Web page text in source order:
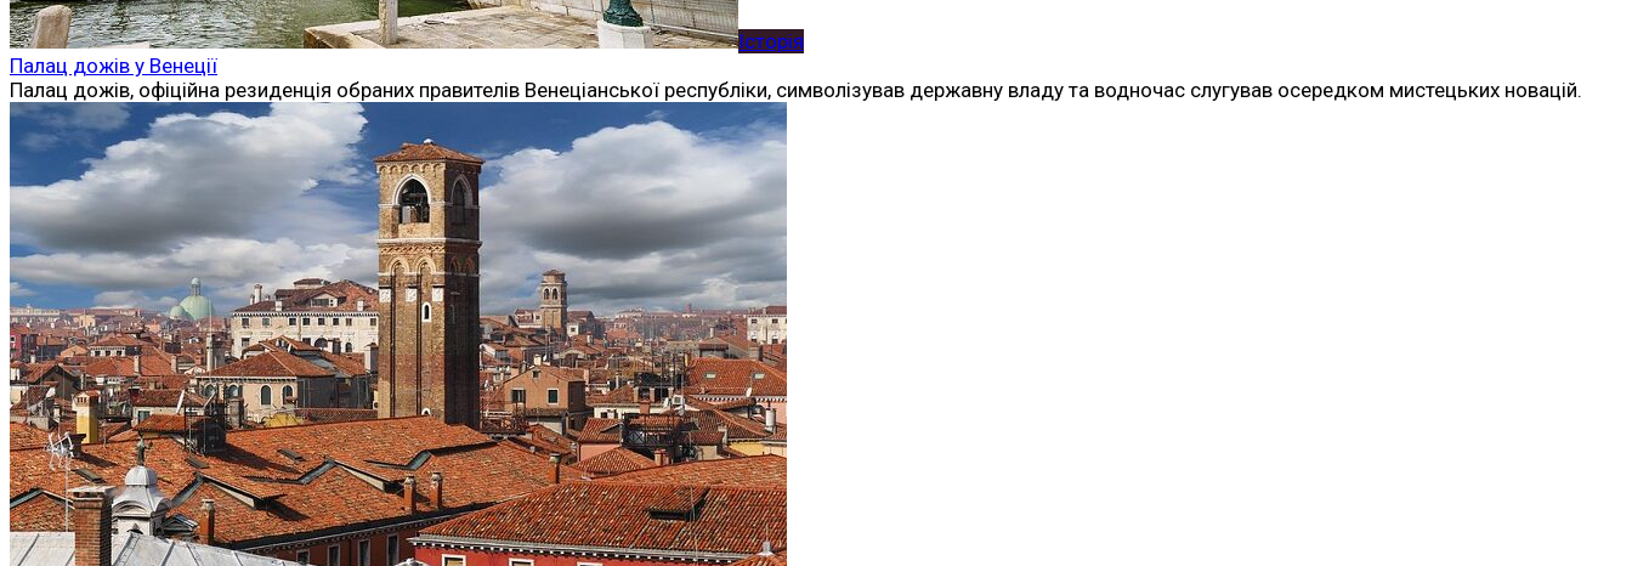
Історія
Палац дожів у Венеції
Палац дожів, офіційна резиденція обраних правителів Венеціанської республіки, символізував державну владу та водночас слугував осередком мистецьких новацій.